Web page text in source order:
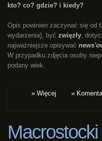
kto? co? gdzie? i kiedy?
Opis powinien zaczynać się od
wydarzenia), być zwięzły,
najważniejsze opisywać
W przypadku zdjęcia osoby
podany wiek.
» Więcej »